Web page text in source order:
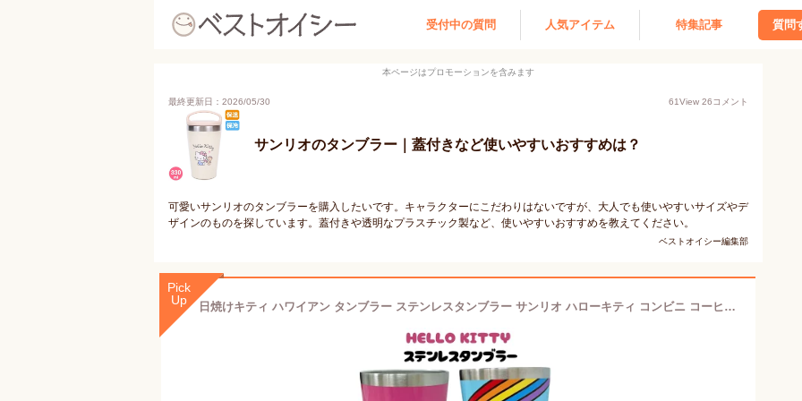
受付中の質問 人気アイテム 特集記事 質問
本ページはプロモーションを含みます
最終更新日：2026/05/30 61View 26コメント
サンリオのタンブラー｜蓋付きなど使いやすいおすすめは？
可愛いサンリオのタンブラーを購入したいです。キャラクターにこだわりはないですが、大人でも使いやすいサイズやデ
ザインのものを探しています。蓋付きや透明なプラスチック製など、使いやすいおすすめを教えてください。
ベストオイシー編集部
Pick
Up
日焼けキティ ハワイアン タンブラー ステンレスタンブラー サンリオ ハローキティ コンビニ コーヒー ガングロ Sanrio hello kitty 保冷 保温 ランチ キティちゃんグッズ goods キティ かわいい おしゃれ キティ ちゃん